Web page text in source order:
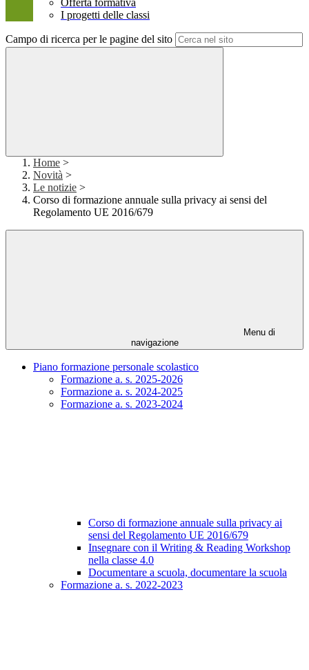
Offerta formativa
I progetti delle classi
Campo di ricerca per le pagine del sito
Home >
Novità >
Le notizie >
Corso di formazione annuale sulla privacy ai sensi del
Regolamento UE 2016/679
Menu di
navigazione
Piano formazione personale scolastico
Formazione a. s. 2025-2026
Formazione a. s. 2024-2025
Formazione a. s. 2023-2024
Corso di formazione annuale sulla privacy ai
sensi del Regolamento UE 2016/679
Insegnare con il Writing & Reading Workshop
nella classe 4.0
Documentare a scuola, documentare la scuola
Formazione a. s. 2022-2023